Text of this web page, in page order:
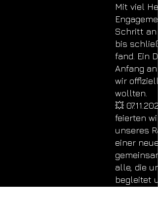
Mit viel
Schritt an
bis
fand. Ein
Anfang
wir
wollten.
💥
feierten
unseres
einer
alle, die
begleitet